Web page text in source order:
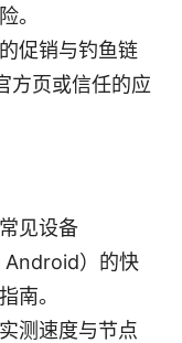
。
促销与钓鱼链
方页或信任的应
见设备
Android）的快
南。
测速度与节点